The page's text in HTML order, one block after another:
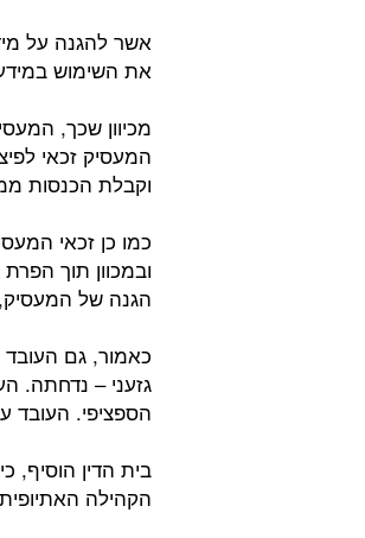
אשר להגנה על
את השימוש
מכיוון שכך,
המעסיק זכאי
וקבלת הכנסות
כמו כן זכאי
ובמכוון תוך
הגנה של המעסיק, בסכום
כאמור, גם
גזעני – נדחתה.
הספציפי. העובד
בית הדין הוסיף,
הקהילה